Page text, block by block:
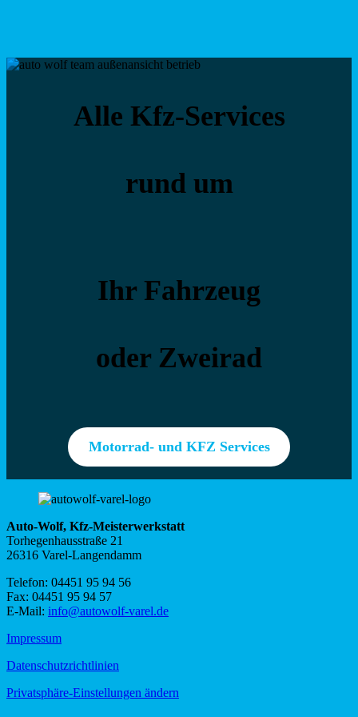
Alle Kfz-Services
rund um
Ihr Fahrzeug
oder Zweirad
Motorrad- und KFZ Services
Auto-Wolf, Kfz-Meisterwerkstatt
Torhegenhausstraße 21
26316 Varel-Langendamm
Telefon: 04451 95 94 56
Fax: 04451 95 94 57
E-Mail: info@autowolf-varel.de
Impressum
Datenschutzrichtlinien
Privatsphäre-Einstellungen ändern